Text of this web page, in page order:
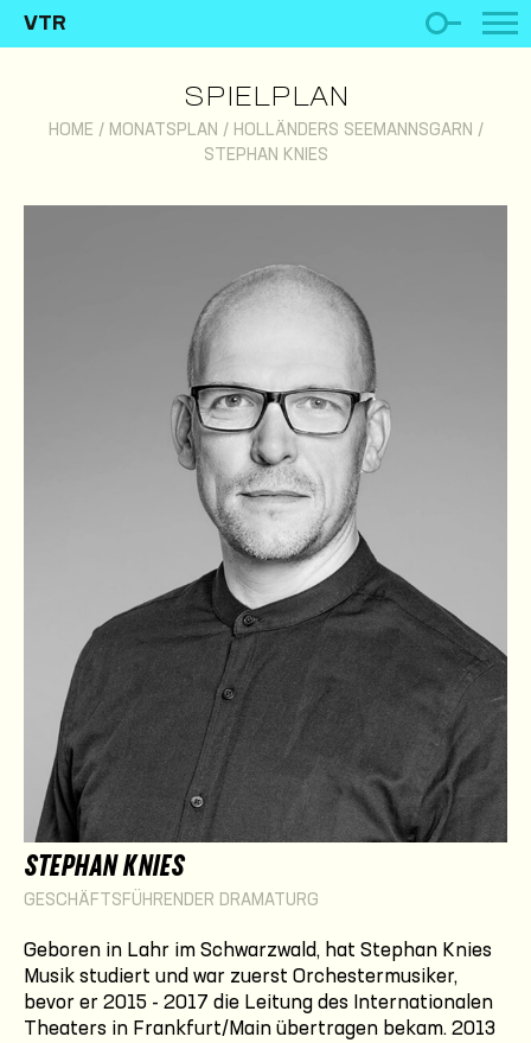
VTR
SPIELPLAN
HOME / MONATSPLAN / HOLLÄNDERS SEEMANNSGARN /
STEPHAN KNIES
STEPHAN KNIES
GESCHÄFTSFÜHRENDER DRAMATURG
Geboren in Lahr im Schwarzwald, hat Stephan Knies
Musik studiert und war zuerst Orchestermusiker,
bevor er 2015 - 2017 die Leitung des Internationalen
Theaters in Frankfurt/Main übertragen bekam. 2013